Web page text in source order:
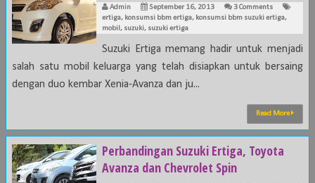
Admin September 16, 2013
3 Comments
ertiga, konsumsi bbm ertiga, konsumsi bbm suzuki ertiga,
mobil , suzuki, suzuki ertiga
Suzuki Ertiga memang hadir untuk menjadi
salah satu mobil keluarga yang telah disiapkan untuk bersaing
dengan duo kembar Xenia-Avanza dan ju...
Read More
Perbandingan Suzuki Ertiga, Toyota
Avanza dan Chevrolet Spin